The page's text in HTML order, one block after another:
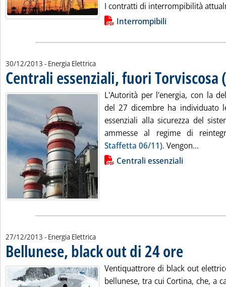
I contratti di interrompibilità
Lista allegati PDF alla notizia
Interrompibili
30/12/2013 - Energia Elettrica
Centrali essenziali, fuori Torviscosa
L'Autorità per l'energia, con la
del 27 dicembre ha individuato
essenziali alla sicurezza del
ammesse al regime di
Staffetta 06/11). Vengon...
Lista allegati PDF alla notiziaCentrali essenziali
27/12/2013 - Energia Elettrica
Bellunese, black out di 24 ore
Ventiquattrore di black out
bellunese, tra cui Cortina, che, a